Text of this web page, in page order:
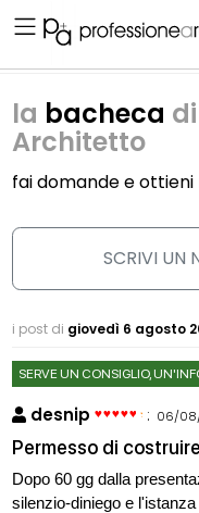
la bacheca
Architetto
fai domande e ottieni
SCRIVI UN
i post di giovedì 6 agosto
SERVE UN CONSIGLIO,
desnip : 06/
Permesso di
Dopo 60 gg dalla
silenzio-diniego e